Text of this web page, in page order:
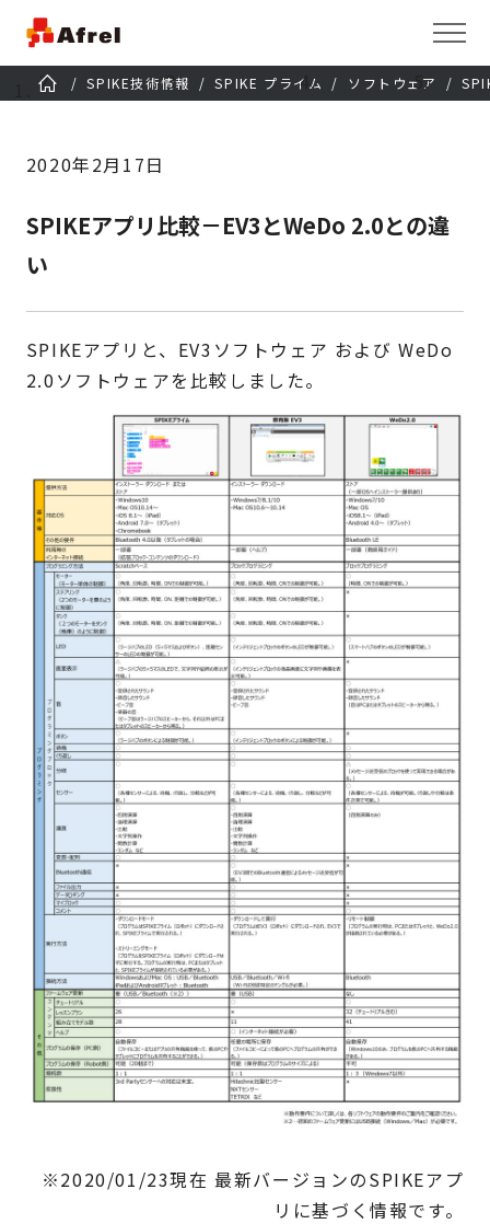
SPIKE技術情報 SPIKE プライム ソフトウェア
2020年2月17日
SPIKEアプリ比較－EV3とWeDo 2.0との違
い
SPIKEアプリと、EV3ソフトウェア および WeDo
2.0ソフトウェアを比較しました。
※2020/01/23現在 最新バージョンのSPIKEアプ
リに基づく情報です。